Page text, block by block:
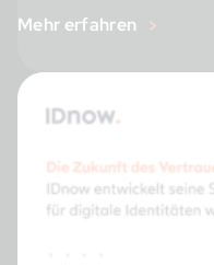
Mehr erfahren